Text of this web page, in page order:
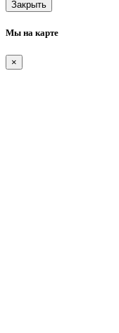
Закрыть
Мы на карте
×